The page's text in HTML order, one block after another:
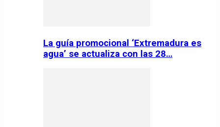
La guía promocional ‘Extremadura es
agua’ se actualiza con las 28…